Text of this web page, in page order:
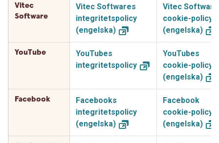
Vitec
Software
Vitec Softwares
integritetspolicy
(engelska)
Vitec
cookie-policy
(engelska)
YouTube
YouTubes
integritetspolicy
YouTubes
cookie-policy
(engelska)
Facebook
Facebooks
integritetspolicy
(engelska)
Facebook
cookie-policy
(engelska)